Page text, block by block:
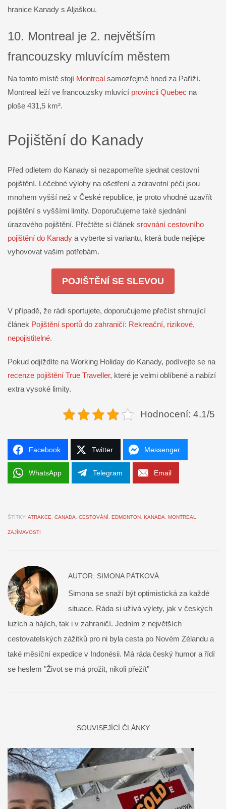
hranice Kanady s Aljaškou.
10. Montreal je 2. největším
francouzsky mluvícím městem
Na tomto místě stojí Montreal samozřejmě hned za Paříží.
Montreal leží ve francouzsky mluvící provincii Quebec na
ploše 431,5 km².
Pojištění do Kanady
Před odletem do Kanady si nezapomeňte sjednat cestovní
pojištění. Léčebné výlohy na ošetření a zdravotní péči jsou
mnohem vyšší než v České republice, je proto vhodné uzavřít
pojištění s vyššími limity. Doporučujeme také sjednání
úrazového pojištění. Přečtěte si článek srovnání cestovního
pojištění do Kanady a vyberte si variantu, která bude nejlépe
vyhovovat vašim potřebám.
POJIŠTĚNÍ SE SLEVOU
V případě, že rádi sportujete, doporučujeme přečíst shrnující
článek Pojištění sportů do zahraničí: Rekreační, rizikové,
nepojistitelné.
Pokud odjíždíte na Working Holiday do Kanady, podívejte se na
recenze pojištění True Traveller, které je velmi oblíbené a nabízí
extra vysoké limity.
Hodnocení: 4.1/5
Facebook Twitter Messenger
WhatsApp Telegram Email
ŠTÍTKY: ATRAKCE CANADA CESTOVÁNÍ EDMONTON KANADA MONTREAL
ZAJÍMAVOSTI
AUTOR: SIMONA PÁTKOVÁ
Simona se snaží být optimistická za každé
situace. Ráda si užívá výlety, jak v českých
luzích a hájích, tak i v zahraničí. Jedním z největších
cestovatelských zážitků pro ni byla cesta po Novém Zélandu a
také měsíční expedice v Indonésii. Má ráda český humor a řídí
se heslem "Život se má prožit, nikoli přežít"
SOUVISEJÍCÍ ČLÁNKY